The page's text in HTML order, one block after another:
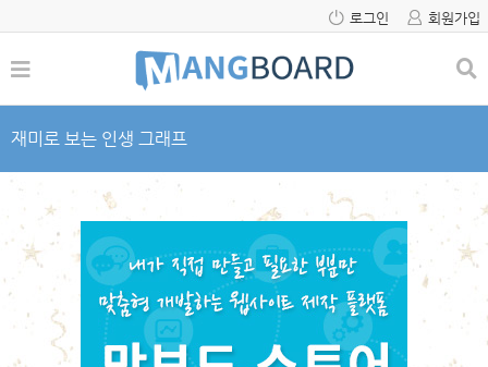
로그인 회원가입
재미로 보는 인생 그래프